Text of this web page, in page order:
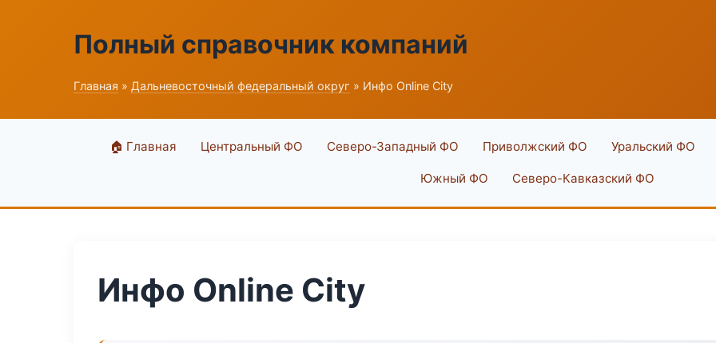
Полный справочник компаний
Главная » Дальневосточный федеральный округ » Инфо Online City
🏠 Главная Центральный ФО Северо-Западный ФО Приволжский ФО Уральский ФО
Южный ФО Северо-Кавказский ФО
Инфо Online City